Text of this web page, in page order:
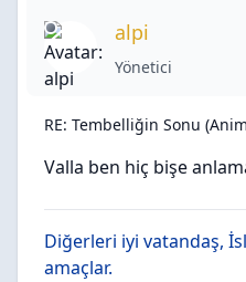
alpi
Yönetici
RE: Tembelliğin Sonu
Valla ben hiç bişe
Diğerleri iyi vatandaş,
amaçlar.